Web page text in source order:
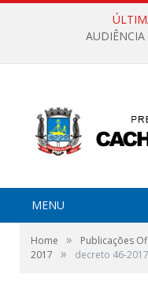
MENU
Home » Publicações
2017
» decreto 46-